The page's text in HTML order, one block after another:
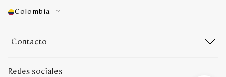
Colombia
Contacto
Redes sociales